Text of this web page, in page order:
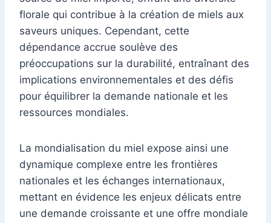
florale qui contribue à la création de miels aux
saveurs uniques. Cependant, cette
dépendance accrue soulève des
préoccupations sur la durabilité, entraînant des
implications environnementales et des défis
pour équilibrer la demande nationale et les
ressources mondiales.
La mondialisation du miel expose ainsi une
dynamique complexe entre les frontières
nationales et les échanges internationaux,
mettant en évidence les enjeux délicats entre
une demande croissante et une offre mondiale